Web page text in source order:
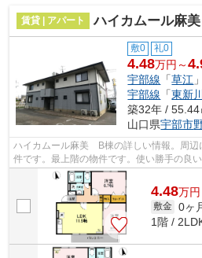
賃貸 | アパート ハイカムール麻
敷0 礼0
4.48万円～
宇部線 「草江
宇部線 「東新川
築32年 / 55.44
山口県宇部市
ハイカムール麻美 B棟の詳しい情報。周辺
件です。最上階の物件です。使い勝手の良
す。周辺環境にこだわる方にご紹介した...
4.48万円
敷金 0ヶ
1階 /